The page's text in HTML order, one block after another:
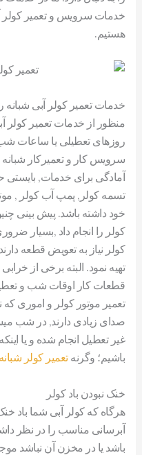
خدمات سرویس و تعمیر
هستیم.
خدمات تعمیر کولر آبی شبانه
منظور از خدمات تعمیر کولر
روزهای تعطیلی یا ساعات
سرویس کار و تعمیرکار شبانه
آمادگی برای خدمات, بایستی
تسمه کولر, پمپ آب کولر ,
خود داشته باشد. پیش بینی
کولر را انجام داد ,بسیار
کولر نیاز به تعویض قطعه
تهیه نمود. البته برخی از
قطعات کار اوقات شب و
تعمیر موتور کولر و اموری که
صدای زیادی دارند, در شب
غیر تعطیل انجام شده و یا
باشیم؛ وگرنهتعمیر کولر
خنک نبودن باد کولر
هرگاه که کولر آبی شما باد
آبرسانی مناسب را در نظر
باشد یا در مخزن آن نباشد